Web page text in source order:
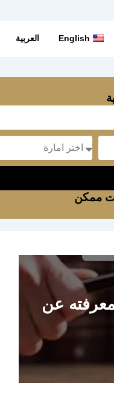
English العربية
Message
ممكن
عن